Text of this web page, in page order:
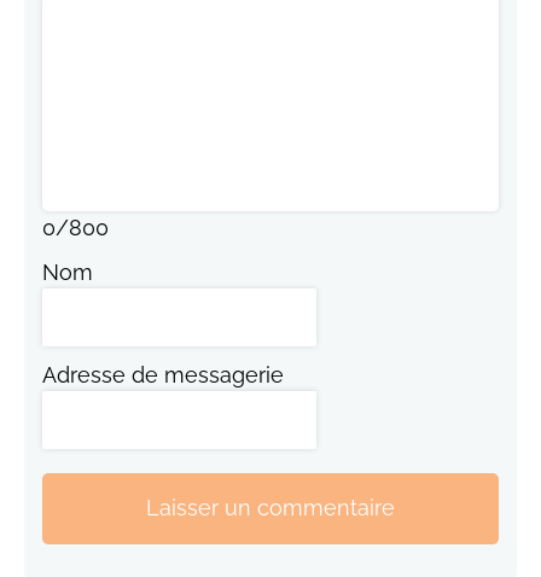
0/800
Nom
Adresse de messagerie
Laisser un commentaire